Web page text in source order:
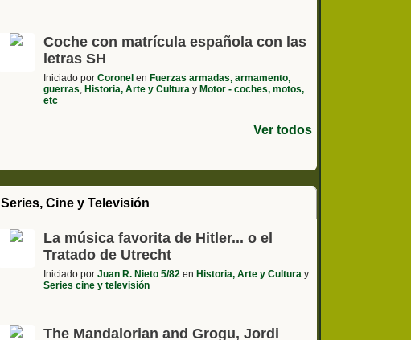
Coche con matrícula española con las
letras SH
Iniciado porCoronel en Fuerzas armadas, armamento,
guerras, Historia, Arte y Cultura y Motor - coches, motos,
etc
Ver todos
Series, Cine y Televisión
La música favorita de Hitler... o el
Tratado de Utrecht
Iniciado porJuan R. Nieto 5/82 en Historia, Arte y Cultura y
Series cine y televisión
The Mandalorian and Grogu, Jordi